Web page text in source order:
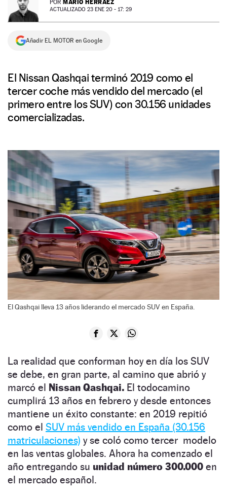
NEWSLETTER
SÍGUENOS
POR MARIO HERRÁEZ
ACTUALIZADO 23 ENE 20 - 17: 29
Añadir EL MOTOR en Google
El Nissan Qashqai terminó 2019 como el
tercer coche más vendido del mercado (el
primero entre los SUV) con 30.156 unidades
comercializadas.
El Qashqai lleva 13 años liderando el mercado SUV en España.
La realidad que conforman hoy en día los SUV
se debe, en gran parte, al camino que abrió y
marcó el Nissan Qashqai. El todocamino
cumplirá 13 años en febrero y desde entonces
mantiene un éxito constante: en 2019 repitió
como el SUV más vendido en España (30.156
matriculaciones) y se coló como tercer modelo
en las ventas globales. Ahora ha comenzado el
año entregando su unidad número 300.000 en
el mercado español.